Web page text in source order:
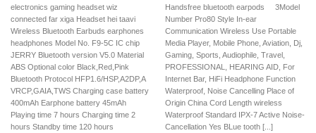
electronics gaming headset wiz
connected far xiga Headset hei taavi
Wireless Bluetooth Earbuds earphones
headphones Model No. F9-5C IC chip
JERRY Bluetooth version V5.0 Material
ABS Optional color Black,Red,Pink
Bluetooth Protocol HFP1.6/HSP,A2DP,A
VRCP,GAIA,TWS Charging case battery
400mAh Earphone battery 45mAh
Playing time 7 hours Charging time 2
hours Standby time 120 hours
Handsfree bluetooth earpods 3Model
Number Pro80 Style In-ear
Communication Wireless Use Portable
Media Player, Mobile Phone, Aviation, Dj,
Gaming, Sports, Audiophile, Travel,
PROFESSIONAL, HEARING AID, For
Internet Bar, HiFi Headphone Function
Waterproof, Noise Cancelling Place of
Origin China Cord Length wireless
Waterproof Standard IPX-7 Active Noise-
Cancellation Yes BLue tooth [...]